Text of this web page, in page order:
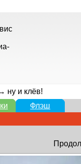
ну и клёв!
Флэш